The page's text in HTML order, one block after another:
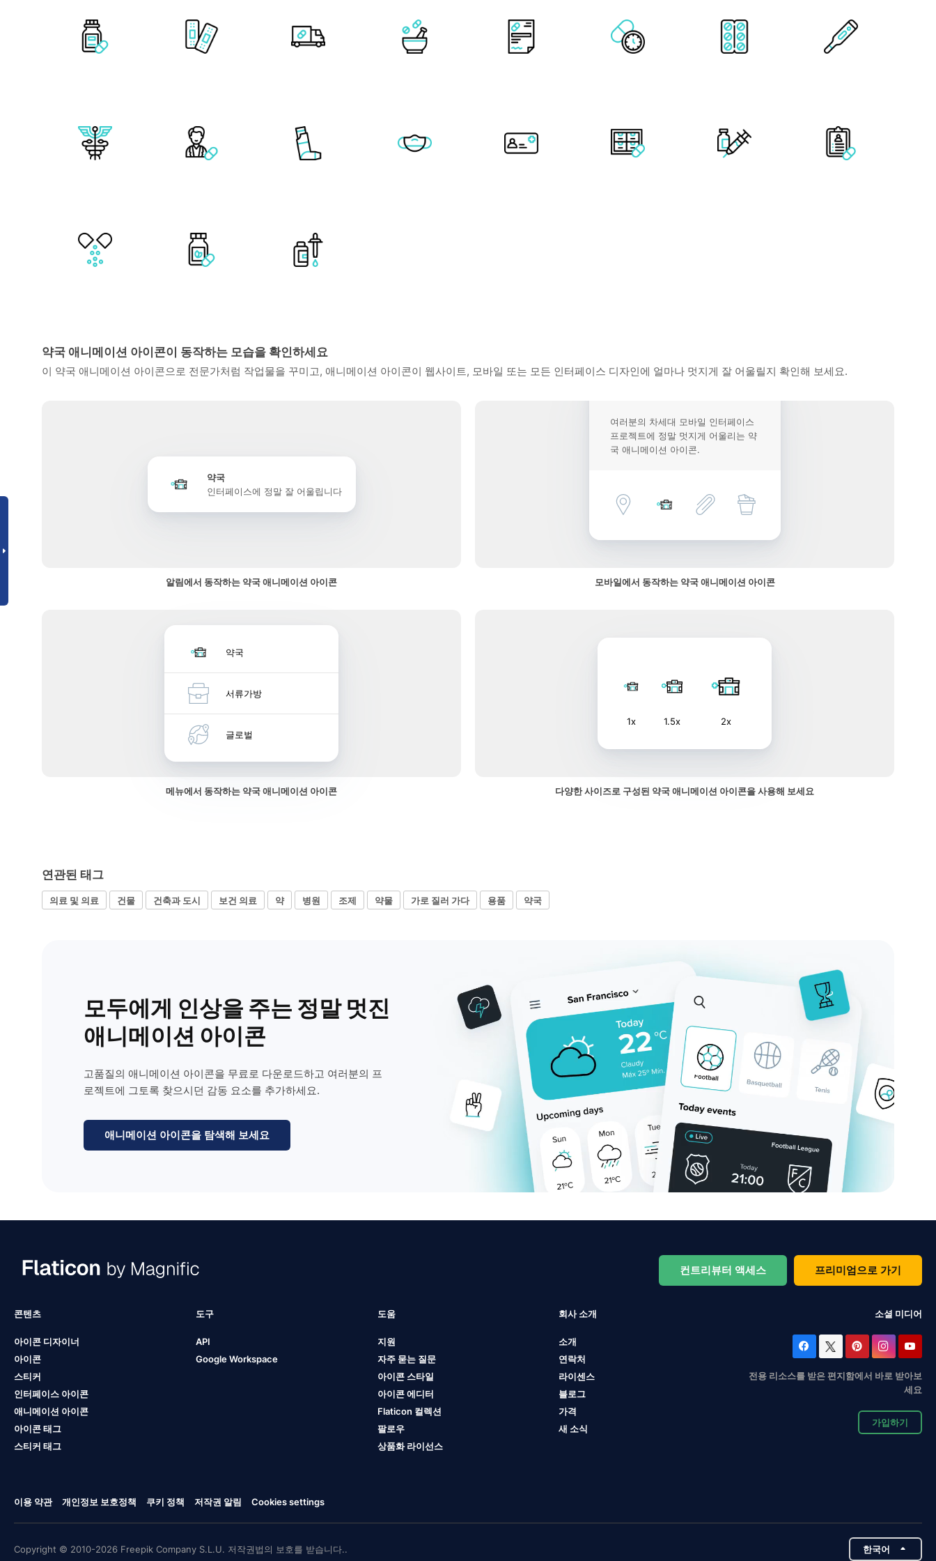
약국 애니메이션 아이콘이 동작하는 모습을 확인하세요
이 약국 애니메이션 아이콘으로 전문가처럼 작업물을 꾸미고, 애니메이션 아이콘이 웹사이트, 모바일 또는 모든 인터페이스 디자인에 얼마나 멋지게 잘 어울릴지 확인해 보세요.
약국
인터페이스에 정말 잘 어울립니다
알림에서 동작하는 약국 애니메이션 아이콘
여러분의 차세대 모바일 인터페이스
프로젝트에 정말 멋지게 어울리는 약
국 애니메이션 아이콘.
모바일에서 동작하는 약국 애니메이션 아이콘
약국
서류가방
글로벌
메뉴에서 동작하는 약국 애니메이션 아이콘
1x 1.5x 2x
다양한 사이즈로 구성된 약국 애니메이션 아이콘을 사용해 보세요
연관된 태그
의료 및 의료 건물 건축과 도시 보건 의료 약 병원 조제 약물 가로 질러 가다 용품 약국
모두에게 인상을 주는 정말 멋진
애니메이션 아이콘
고품질의 애니메이션 아이콘을 무료로 다운로드하고 여러분의 프
로젝트에 그토록 찾으시던 감동 요소를 추가하세요.
애니메이션 아이콘을 탐색해 보세요
컨트리뷰터 액세스 프리미엄으로 가기
콘텐츠
아이콘 디자이너
아이콘
스티커
인터페이스 아이콘
애니메이션 아이콘
아이콘 태그
스티커 태그
도구
API
Google Workspace
도움
지원
자주 묻는 질문
아이콘 스타일
아이콘 에디터
Flaticon 컬렉션
팔로우
상품화 라이선스
회사 소개
소개
연락처
라이센스
블로그
가격
새 소식
소셜 미디어
전용 리소스를 받은 편지함에서 바로 받아보
세요
가입하기
이용 약관 개인정보 보호정책 쿠키 정책 저작권 알림 Cookies settings
Copyright © 2010-2026 Freepik Company S.L.U. 저작권법의 보호를 받습니다.. 한국어